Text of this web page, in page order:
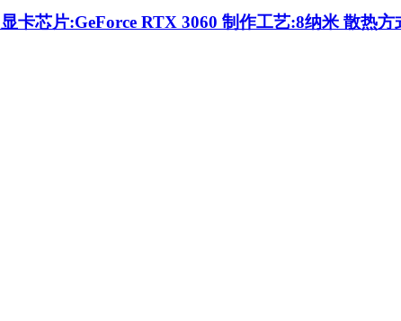
显卡芯片:GeForce RTX 3060 制作工艺:8纳米 散热